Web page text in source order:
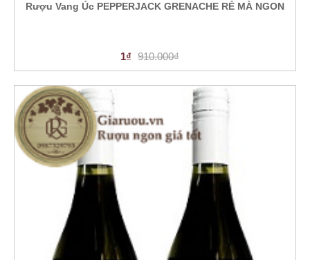
Rượu Vang Úc PEPPERJACK GRENACHE RẺ MÀ NGON
1₫ 910.000₫